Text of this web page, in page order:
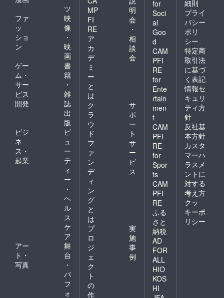
認くだ
さい。
・製造
者 ま
るとも
海産
和歌山
県有田
郡湯浅
町町田
325 ※納
期は予
期せぬ
事態に
より遅
れる場
合がご
ざいま
す。あ
らかじ
めご承
知くだ
さい。
ツ
ファ
ッ
ショ
ン
映
像
・
映
画
ゲー
ム・
サー
ビス
開発
書
籍
・
雑
誌
出
版
ビジ
ネ
ス・
起業
ビ
ュ
ー
テ
ィ
ー
・
ヘ
ル
ス
ケ
ア
アー
ト・
写真
舞
台
・
パ
フ
ォ
MP
FI
RE
ア
カ
デ
ミ
ー
と
は
明
会
・
相
談
会
ク
ラ
ウ
ド
フ
ァ
ン
デ
ィ
ン
グ
と
は
サ
ポ
ー
ト
サ
ー
ビ
ス
プ
ロ
ジ
ェ
ク
ト
の
作
実
施
事
例
for
Soci
al
Goo
d
CAM
PFI
RE
for
Ente
rtain
men
t
CAM
PFI
RE
for
Spor
ts
CAM
PFI
RE
ふる
さと
納税
AD
FOR
ALL
HIO
KOS
HI
細則
プライ
バシー
ポリ
シー
特定商
取引法
に基づ
く表記
情報セ
キュリ
ティ方
針
反社基
本方針
カスタ
マーハ
ラスメ
ントに
対する
考え方
クッ
キーポ
リシー